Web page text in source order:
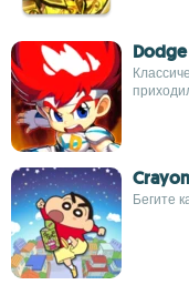
Бегите